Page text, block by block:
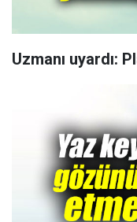
Uzmanı uyardı: